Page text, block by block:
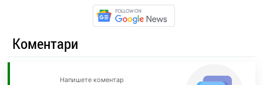
Коментари
Напишете коментар